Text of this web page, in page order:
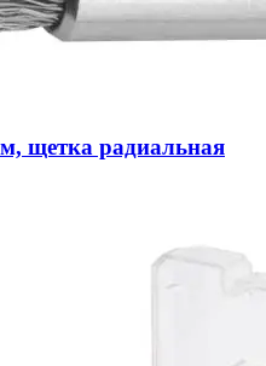
щетка радиальная